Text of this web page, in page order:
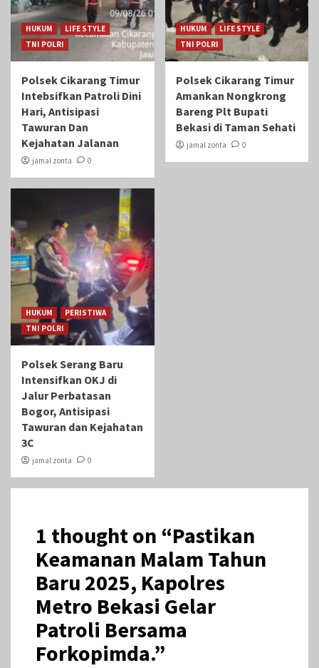
HUKUM
LIFE STYLE
TNI POLRI
Polsek Cikarang Timur
Intebsifkan Patroli Dini
Hari, Antisipasi
Tawuran Dan
Kejahatan Jalanan
jamal zonta 0
HUKUM
LIFE STYLE
TNI POLRI
Polsek Cikarang Timur
Amankan Nongkrong
Bareng Plt Bupati
Bekasi di Taman Sehati‎
jamal zonta 0
HUKUM
PERISTIWA
TNI POLRI
Polsek Serang Baru
Intensifkan OKJ di
Jalur Perbatasan
Bogor, Antisipasi
Tawuran dan Kejahatan
3C
jamal zonta 0
1 thought on “Pastikan
Keamanan Malam Tahun
Baru 2025, Kapolres
Metro Bekasi Gelar
Patroli Bersama
Forkopimda.”